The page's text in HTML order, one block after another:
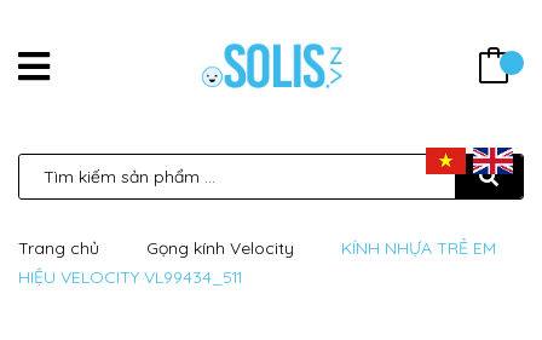
Trang chủ Gọng kính Velocity
KÍNH NHỰA TRẺ EM
HIỆU VELOCITY VL99434_511